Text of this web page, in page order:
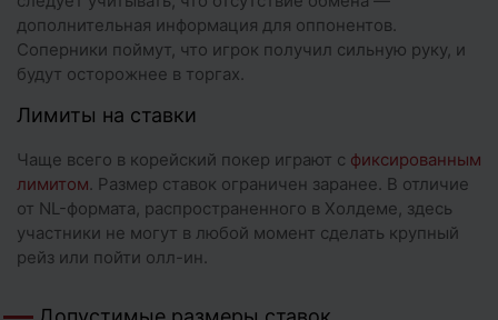
дополнительная информация для оппонентов.
Соперники поймут, что игрок получил сильную руку, и
будут осторожнее в торгах.
Лимиты на ставки
Чаще всего в корейский покер играют с фиксированным
лимитом. Размер ставок ограничен заранее. В отличие
от NL-формата, распространенного в Холдеме, здесь
участники не могут в любой момент сделать крупный
рейз или пойти олл-ин.